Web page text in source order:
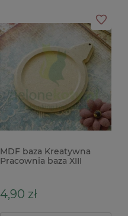
MDF baza Kreatywna
Pracownia baza XIII
4,90 zł